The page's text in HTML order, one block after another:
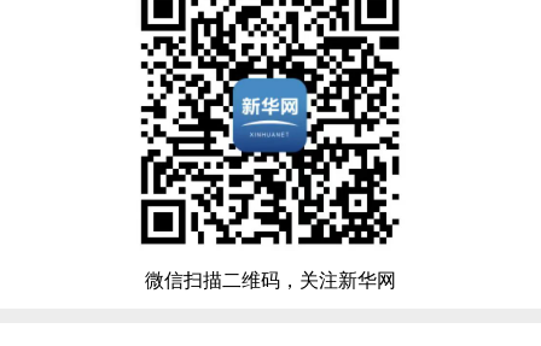
微信扫描二维码，关注新华网